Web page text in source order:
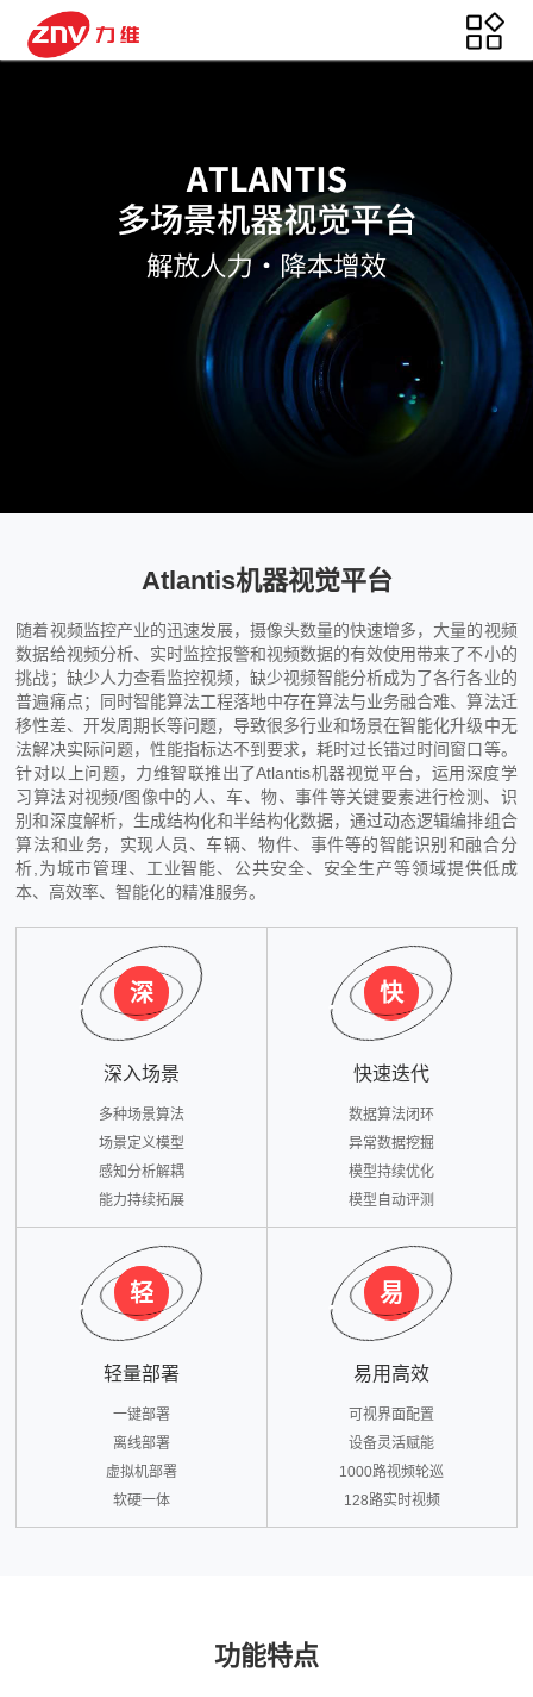
Atlantis机器视觉平台
随着视频监控产业的迅速发展，摄像头数量的快速增多，大量的视频
数据给视频分析、实时监控报警和视频数据的有效使用带来了不小的
挑战；缺少人力查看监控视频，缺少视频智能分析成为了各行各业的
普遍痛点；同时智能算法工程落地中存在算法与业务融合难、算法迁
移性差、开发周期长等问题，导致很多行业和场景在智能化升级中无
法解决实际问题，性能指标达不到要求，耗时过长错过时间窗口等。
针对以上问题，力维智联推出了Atlantis机器视觉平台，运用深度学
习算法对视频/图像中的人、车、物、事件等关键要素进行检测、识
别和深度解析，生成结构化和半结构化数据，通过动态逻辑编排组合
算法和业务，实现人员、车辆、物件、事件等的智能识别和融合分
析,为城市管理、工业智能、公共安全、安全生产等领域提供低成
本、高效率、智能化的精准服务。
深
深入场景
多种场景算法
场景定义模型
感知分析解耦
能力持续拓展
快
快速迭代
数据算法闭环
异常数据挖掘
模型持续优化
模型自动评测
轻
轻量部署
一键部署
离线部署
虚拟机部署
软硬一体
易
易用高效
可视界面配置
设备灵活赋能
1000路视频轮巡
128路实时视频
功能特点